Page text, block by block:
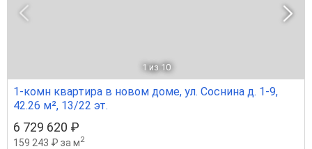
1 из 10
1-комн квартира в новом доме, ул. Соснина д. 1-9,
42.26 м², 13/22 эт.
6 729 620 ₽
159 243 ₽ за м2